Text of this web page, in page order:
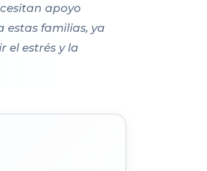
apoyo
estas familias, ya
el estrés y la